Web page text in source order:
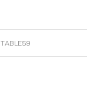
TABLE59